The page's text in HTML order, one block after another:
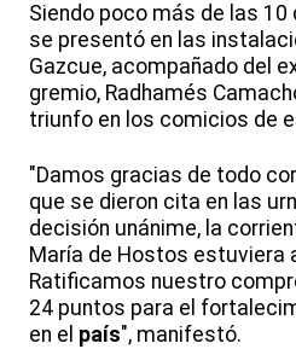
Siendo poco más de las 10
se presentó en las
Gazcue, acompañado del
gremio, Radhamés
triunfo en los comicios de
"Damos gracias de todo
que se dieron cita en las
decisión unánime, la
María de Hostos estuviera
Ratificamos nuestro
24 puntos para el
en el país", manifestó.